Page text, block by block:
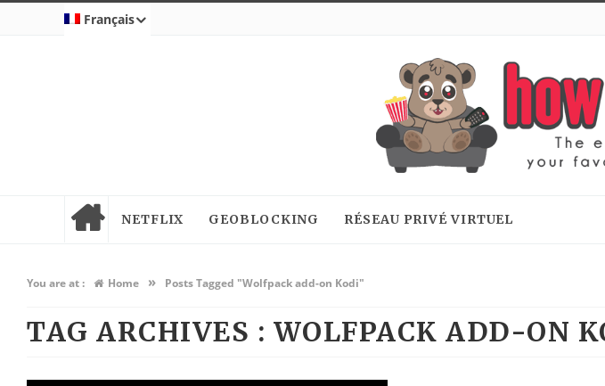
Français
NETFLIX GEOBLOCKING RÉSEAU PRIVÉ VIRTUEL
You are at : Home » Posts Tagged "Wolfpack add-on Kodi"
TAG ARCHIVES : WOLFPACK ADD-ON